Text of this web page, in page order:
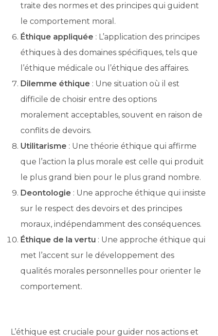
traite des normes et des principes qui guident
le comportement moral.
Éthique appliquée : L’application des principes
éthiques à des domaines spécifiques, tels que
l’éthique médicale ou l’éthique des affaires.
Dilemme éthique : Une situation où il est
difficile de choisir entre des options
moralement acceptables, souvent en raison de
conflits de devoirs.
Utilitarisme : Une théorie éthique qui affirme
que l’action la plus morale est celle qui produit
le plus grand bien pour le plus grand nombre.
Deontologie : Une approche éthique qui insiste
sur le respect des devoirs et des principes
moraux, indépendamment des conséquences.
Éthique de la vertu : Une approche éthique qui
met l’accent sur le développement des
qualités morales personnelles pour orienter le
comportement.
L’éthique est cruciale pour guider nos actions et